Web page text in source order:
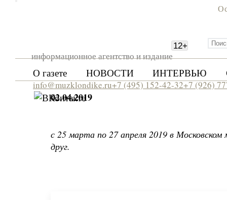
информационное агентство и издание
12+
О газете НОВОСТИ ИНТЕРВЬЮ
info@muzklondike.ru+7 (495) 152-42-32+7 (926)
02.04.2019
с 25 марта по 27 апреля 2019 в
друг.